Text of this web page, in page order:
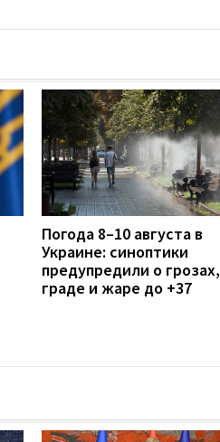
Погода 8–10 августа в
Украине: синоптики
предупредили о грозах,
граде и жаре до +37